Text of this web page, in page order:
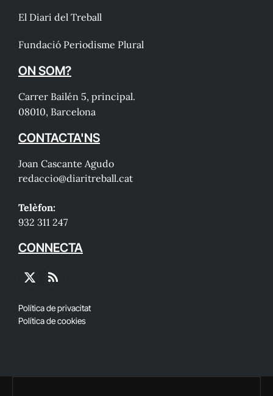
El Diari del Treball
Fundació Periodisme Plural
ON SOM?
Carrer Bailén 5, principal.
08010, Barcelona
CONTACTA'NS
Joan Cascante Agudo
redaccio@diaritreball.cat
Telèfon:
932 311 247
CONNECTA
X
RSS
Política de privacitat
Política de cookies